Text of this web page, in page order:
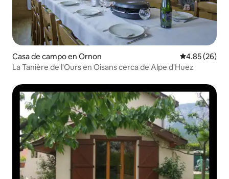
Casa de campo en Ornon Calificación
4.85 (26)
La Tanière de l'Ours en Oisans cerca de Alpe d'Huez